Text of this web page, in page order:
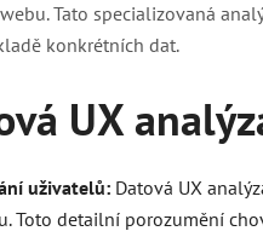
Tato specializovaná
konkrétních dat.
UX
uživatelů: Datová UX
Toto detailní porozumění